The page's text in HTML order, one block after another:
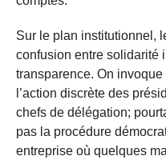
Sur le plan institutionnel,
confusion entre solidarité
transparence. On
l’action discrète des
chefs de délégation;
pas la procédure
entreprise où quelques